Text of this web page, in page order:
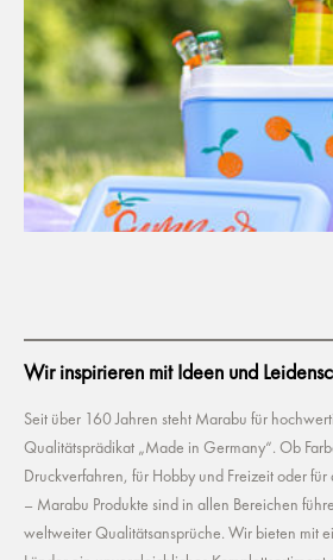
Wir inspirieren mit Ideen und
Seit über 160 Jahren steht Marabu für
Qualitätsprädikat „Made in Germany“. Ob
Druckverfahren, für Hobby und Freizeit oder für
– Marabu Produkte sind in allen Bereichen
weltweiter Qualitätsansprüche. Wir bieten mit